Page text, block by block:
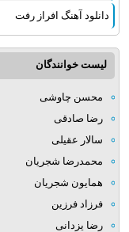
دانلود آهنگ افراز رفت
لیست خوانندگان
محسن چاوشی
رضا صادقی
سالار عقیلی
محمدرضا شجریان
همایون شجریان
فرزاد فرزین
رضا یزدانی